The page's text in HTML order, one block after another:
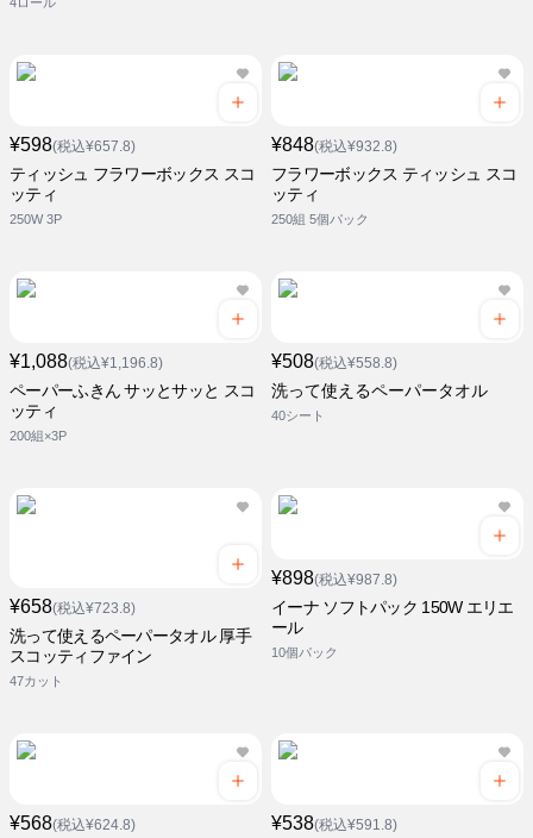
¥598(税込¥657.8)
ティッシュ フラワーボックス スコ
ッティ
250W 3P
¥848(税込¥932.8)
フラワーボックス ティッシュ スコ
ッティ
250組 5個パック
¥1,088(税込¥1,196.8)
ペーパーふきん サッとサッと スコ
ッティ
200組×3P
¥508(税込¥558.8)
洗って使えるペーパータオル
40シート
¥658(税込¥723.8)
洗って使えるペーパータオル 厚手
スコッティファイン
47カット
¥898(税込¥987.8)
イーナ ソフトパック 150W エリエ
ール
10個パック
¥568(税込¥624.8) ¥538(税込¥591.8)